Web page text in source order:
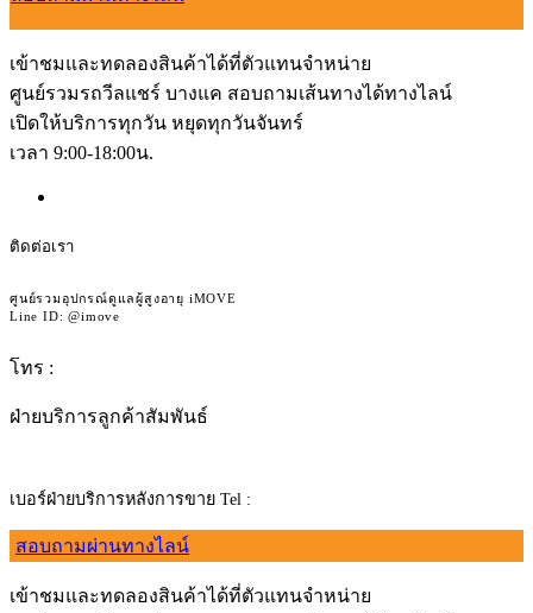
เข้าชมและทดลองสินค้าได้ที่ตัวแทนจำหน่าย
ศูนย์รวมรถวีลแชร์ บางแค สอบถามเส้นทางได้ทางไลน์
เปิดให้บริการทุกวัน หยุดทุกวันจันทร์
เวลา 9:00-18:00น.
ติดต่อเรา
ศูนย์รวมอุปกรณ์ดูแลผู้สูงอายุ iMOVE
Line ID: @imove
โทร :
ฝ่ายบริการลูกค้าสัมพันธ์
เบอร์ฝ่ายบริการหลังการขาย Tel :
สอบถามผ่านทางไลน์
เข้าชมและทดลองสินค้าได้ที่ตัวแทนจำหน่าย